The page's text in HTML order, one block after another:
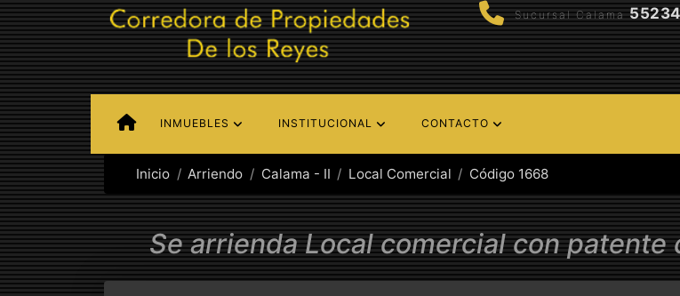
Sucursal Calama
INMUEBLES INSTITUCIONAL CONTACTO
Inicio Arriendo Calama - II Local Comercial Código 1668
Se arrienda Local comercial con